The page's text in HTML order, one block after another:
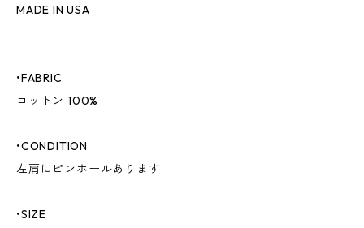
MADE IN USA
•FABRIC
コットン 100%
•CONDITION
左肩にピンホールあります
•SIZE